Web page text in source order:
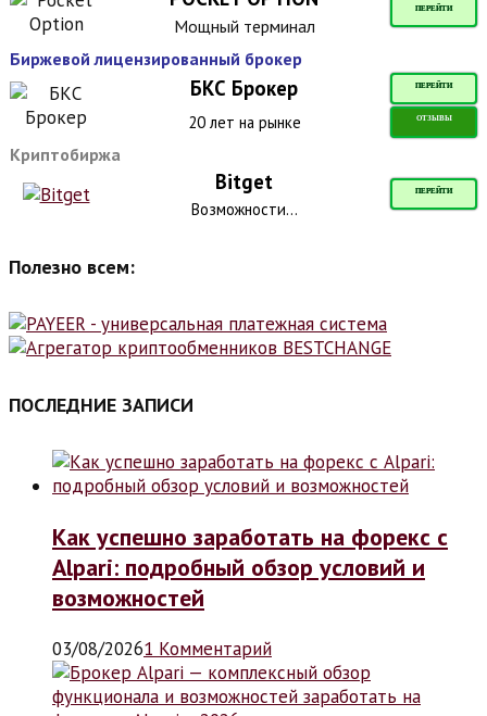
ПЕРЕЙТИ
Мощный терминал
Биржевой лицензированный брокер
БКС Брокер ПЕРЕЙТИ
20 лет на рынке ОТЗЫВЫ
Криптобиржа
Bitget ПЕРЕЙТИ
Возможности...
Полезно всем:
ПОСЛЕДНИЕ ЗАПИСИ
Как успешно заработать на форекс с
Alpari: подробный обзор условий и
возможностей
03/08/20261 Комментарий